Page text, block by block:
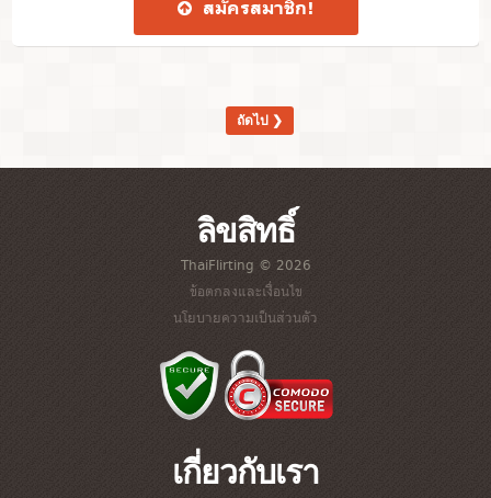
สมัคร​สมาชิก​!
ถัดไป ❯
ลิขสิทธิ์
ThaiFlirting © 2026
ข้อตกลงและเงื่อนไข
นโยบายความเป็นส่วนตัว
เกี่ยวกับเรา